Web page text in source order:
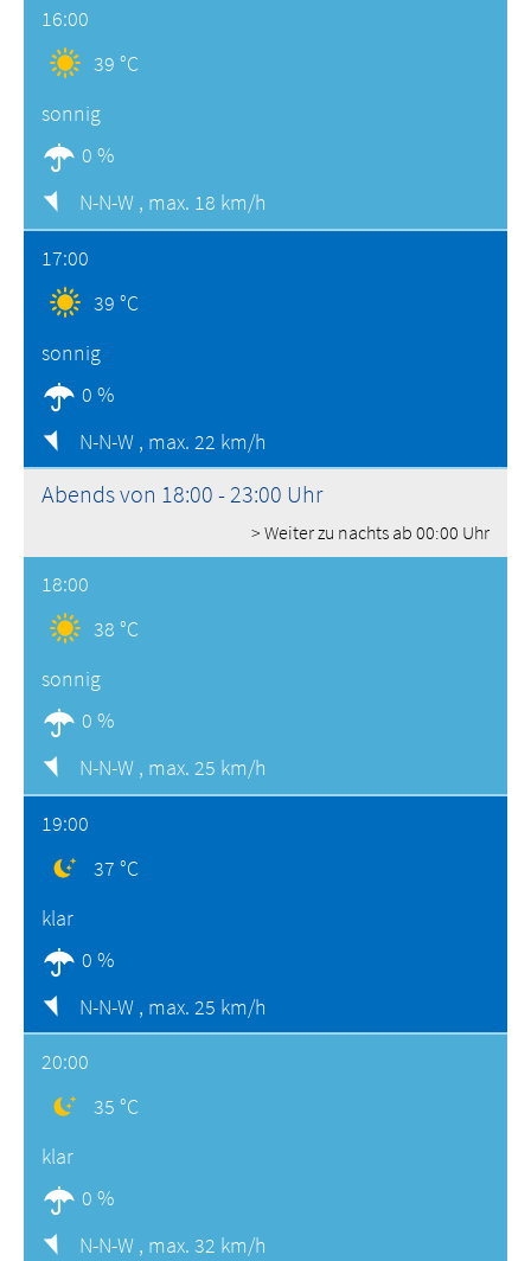
16:00
39 °C
sonnig
0 %
N-N-W , max. 18 km/h
17:00
39 °C
sonnig
0 %
N-N-W , max. 22 km/h
Abends von 18:00 - 23:00 Uhr
> Weiter zu nachts ab 00:00 Uhr
18:00
38 °C
sonnig
0 %
N-N-W , max. 25 km/h
19:00
37 °C
klar
0 %
N-N-W , max. 25 km/h
20:00
35 °C
klar
0 %
N-N-W , max. 32 km/h